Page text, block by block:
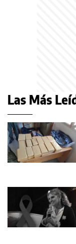
Las Más